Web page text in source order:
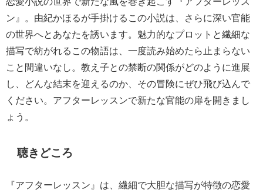
ン』。由紀かほるが手掛けるこの小説は、さらに深い官能
の世界へとあなたを誘います。魅力的なプロットと繊細な
描写で紡がれるこの物語は、一度読み始めたら止まらない
こと間違いなし。教え子との禁断の関係がどのように進展
し、どんな結末を迎えるのか、その冒険にぜひ飛び込んで
ください。アフターレッスンで新たな官能の扉を開きまし
ょう。
聴きどころ
『アフターレッスン』は、繊細で大胆な描写が特徴の恋愛